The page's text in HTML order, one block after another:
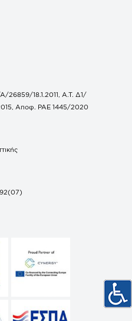
26859/18.1.2011, Α.Τ. Δ1/
Αποφ. ΡΑΕ 1445/2020